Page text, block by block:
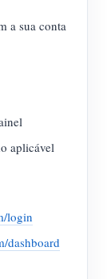
a sua conta
aplicável
login
dashboard